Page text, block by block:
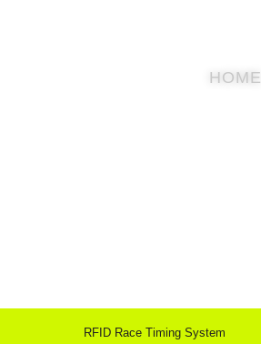
HOME
RFID Race Timing System